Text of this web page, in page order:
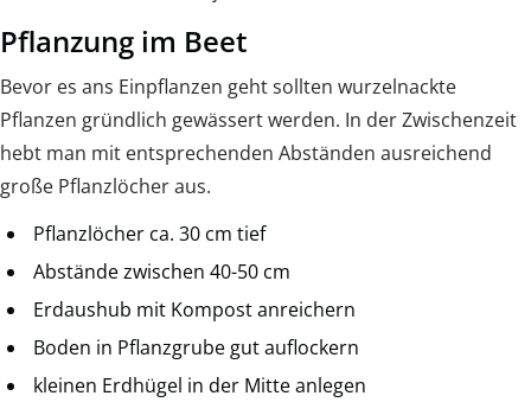
Pflanzung im Beet
Bevor es ans Einpflanzen geht sollten wurzelnackte
Pflanzen gründlich gewässert werden. In der Zwischenzeit
hebt man mit entsprechenden Abständen ausreichend
große Pflanzlöcher aus.
Pflanzlöcher ca. 30 cm tief
Abstände zwischen 40-50 cm
Erdaushub mit Kompost anreichern
Boden in Pflanzgrube gut auflockern
kleinen Erdhügel in der Mitte anlegen